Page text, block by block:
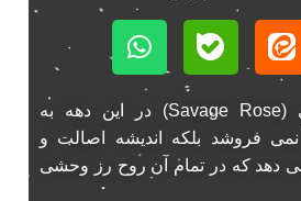
فروشگاه رز وحشی (Savage Rose) در این دهه به
فروشد بلکه اندیشه اصالت و
دهد که در تمام آن روح رز وحشی